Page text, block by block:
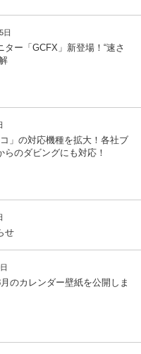
日
ー「GCFX」新登場！“速さ
」の対応機種を拡大！各社ブ
らのダビングにも対応！
せ
のカレンダー壁紙を公開しま